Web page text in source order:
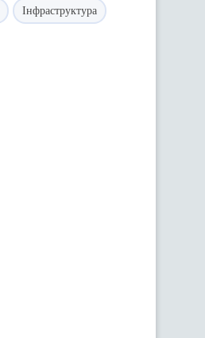
Інфраструктура